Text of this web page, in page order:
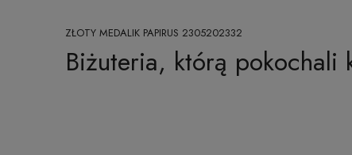
ZŁOTY MEDALIK PAPIRUS 2305202332
Biżuteria, którą pokochali